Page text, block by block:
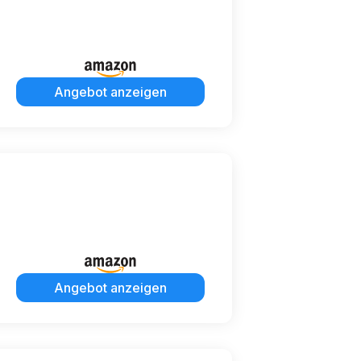
Angebot anzeigen
Angebot anzeigen